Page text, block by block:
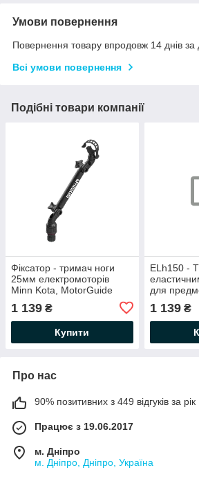
Умови повернення
Повернення товару впродовж 14 днів за
Всі умови повернення
Подібні товари компанії
Фіксатор - тримач ноги
25мм електромоторів
Minn Kota, MotorGuide
чорний (01.13.013.01.43)
1 139 ₴
Купити
ELh150 -
для
FASTen
1 139₴
Про нас
90% позитивних з 449 відгуків за рік
Працює з 19.06.2017
м. Дніпро
м. Дніпро, Дніпро, Україна